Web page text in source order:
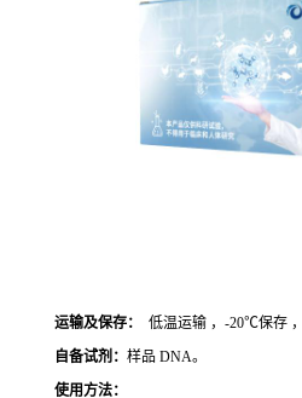
运输及保存：
低温运输 ，-20℃保存
自备试剂： 样品 DNA。
使用方法：